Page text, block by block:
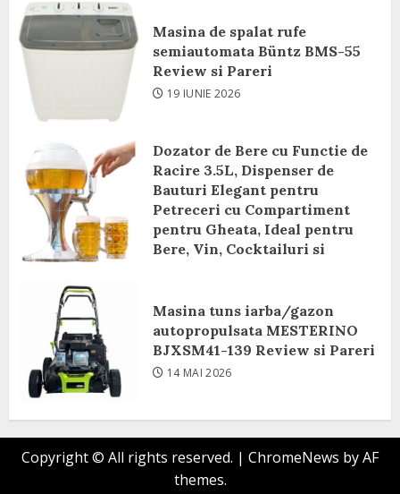
Masina de spalat rufe
semiautomata Büntz BMS-55
Review si Pareri
19 IUNIE 2026
Dozator de Bere cu Functie de
Racire 3.5L, Dispenser de
Bauturi Elegant pentru
Petreceri cu Compartiment
pentru Gheata, Ideal pentru
Bere, Vin, Cocktailuri si
8 IUNIE 2026
Masina tuns iarba/gazon
autopropulsata MESTERINO
BJXSM41-139 Review si Pareri
14 MAI 2026
Copyright © All rights reserved. | ChromeNews by AF
themes.